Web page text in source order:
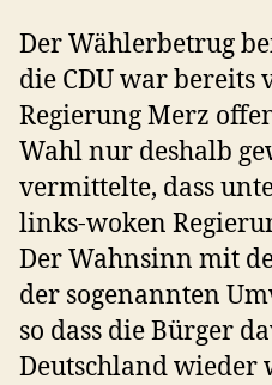
Der Wählerbetrug
die CDU war bereits
Regierung Merz
Wahl nur deshalb
vermittelte, dass
links-woken
Der Wahnsinn mit
der sogenannten
so dass die Bürger
Deutschland wieder